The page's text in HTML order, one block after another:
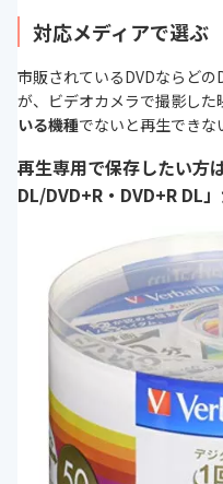
対応メディアで選ぶ
市販されているDVDならど
が、ビデオカメラで撮影し
いる機種でないと再生できな
再生専用で保存したい方
DL/DVD+R・DVD+R DL